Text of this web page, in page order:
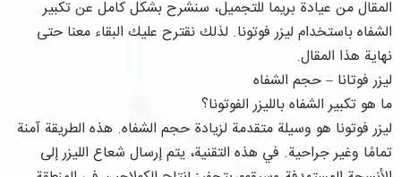
المقال من عيادة بريما للتجميل، سنشرح بشكل كامل عن تكبير
الشفاه باستخدام ليزر فوتونا. لذلك نقترح عليك البقاء معنا حتى
نهاية هذا المقال.
ليزر فوتانا – حجم الشفاه
ما هو تكبير الشفاه بالليزر الفوتونا؟
ليزر فوتونا هو وسيلة متقدمة لزيادة حجم الشفاه. هذه الطريقة آمنة
تمامًا وغير جراحية. في هذه التقنية، يتم إرسال شعاع الليزر إلى